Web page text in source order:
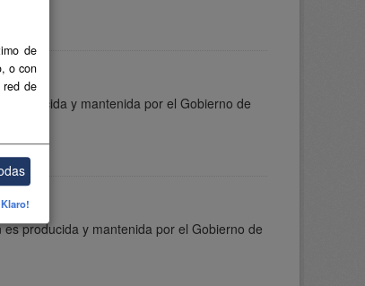
producida y mantenida por el Gobierno de
producida y mantenida por el Gobierno de
de
o con
de